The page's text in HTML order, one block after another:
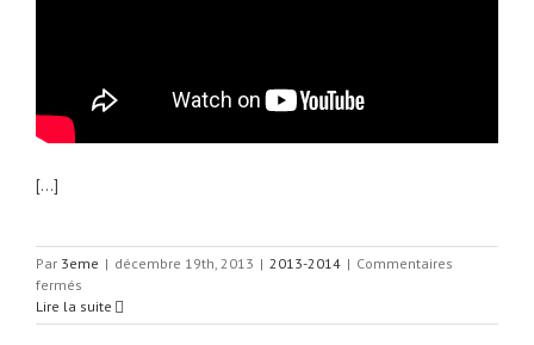
[…]
Par 3eme | décembre 19th, 2013 | 2013-2014 | Commentaires
fermés
3b
:
Lire la suite